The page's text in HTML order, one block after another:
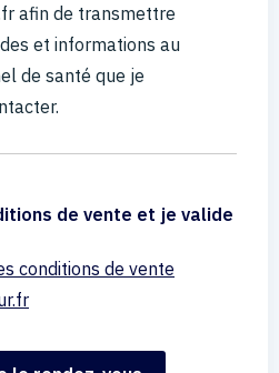
afin de transmettre
et informations au
de santé que je
de vente et je valide
conditions de vente